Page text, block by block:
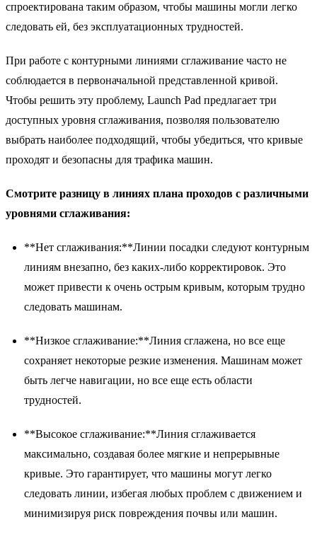
спроектирована таким образом, чтобы машины могли легко
следовать ей, без эксплуатационных трудностей.
При работе с контурными линиями сглаживание часто не
соблюдается в первоначальной представленной кривой.
Чтобы решить эту проблему, Launch Pad предлагает три
доступных уровня сглаживания, позволяя пользователю
выбрать наиболее подходящий, чтобы убедиться, что кривые
проходят и безопасны для трафика машин.
Смотрите разницу в линиях плана проходов с различными
уровнями сглаживания:
**Нет сглаживания:**Линии посадки следуют контурным
линиям внезапно, без каких-либо корректировок. Это
может привести к очень острым кривым, которым трудно
следовать машинам.
**Низкое сглаживание:**Линия сглажена, но все еще
сохраняет некоторые резкие изменения. Машинам может
быть легче навигации, но все еще есть области
трудностей.
**Высокое сглаживание:**Линия сглаживается
максимально, создавая более мягкие и непрерывные
кривые. Это гарантирует, что машины могут легко
следовать линии, избегая любых проблем с движением и
минимизируя риск повреждения почвы или машин.